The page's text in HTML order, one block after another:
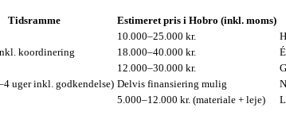
Tidsramme Estimeret pris i Hobro (inkl. moms)
10.000–25.000 kr.
koordinering 18.000–40.000 kr.
12.000–30.000 kr.
uger inkl. godkendelse) Delvis finansiering mulig
5.000–12.000 kr. (materiale + leje)